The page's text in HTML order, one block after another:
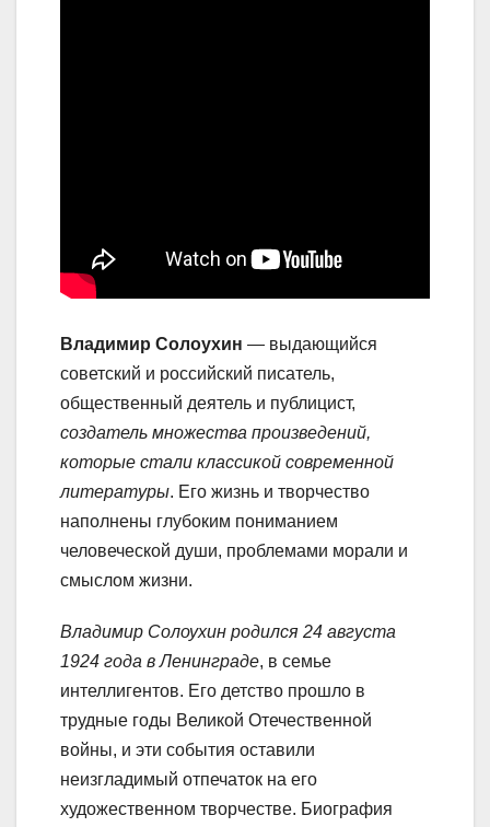
Владимир Солоухин — выдающийся
советский и российский писатель,
общественный деятель и публицист,
создатель множества произведений,
которые стали классикой современной
литературы. Его жизнь и творчество
наполнены глубоким пониманием
человеческой души, проблемами морали и
смыслом жизни.
Владимир Солоухин родился 24 августа
1924 года в Ленинграде, в семье
интеллигентов. Его детство прошло в
трудные годы Великой Отечественной
войны, и эти события оставили
неизгладимый отпечаток на его
художественном творчестве. Биография